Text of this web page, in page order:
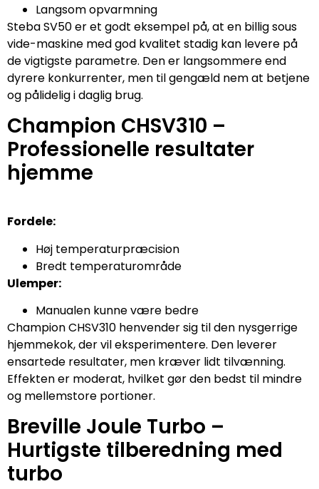
Langsom opvarmning
Steba SV50 er et godt eksempel på, at en billig sous
vide-maskine med god kvalitet stadig kan levere på
de vigtigste parametre. Den er langsommere end
dyrere konkurrenter, men til gengæld nem at betjene
og pålidelig i daglig brug.
Champion CHSV310 –
Professionelle resultater
hjemme
Fordele:
Høj temperaturpræcision
Bredt temperaturområde
Ulemper:
Manualen kunne være bedre
Champion CHSV310 henvender sig til den nysgerrige
hjemmekok, der vil eksperimentere. Den leverer
ensartede resultater, men kræver lidt tilvænning.
Effekten er moderat, hvilket gør den bedst til mindre
og mellemstore portioner.
Breville Joule Turbo –
Hurtigste tilberedning med
turbo